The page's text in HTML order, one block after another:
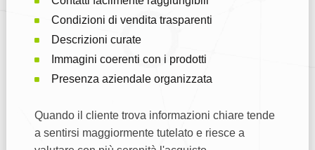
Condizioni di vendita trasparenti
Descrizioni curate
Immagini coerenti con i prodotti
Presenza aziendale organizzata
Quando il cliente trova informazioni chiare tende
a sentirsi maggiormente tutelato e riesce a